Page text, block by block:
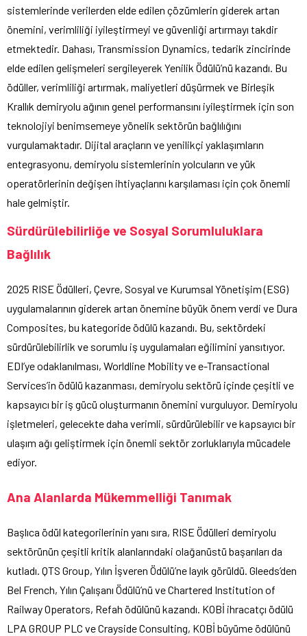
sistemlerinde verilerden elde edilen çözümlerin giderek artan
önemini, verimliliği iyileştirmeyi ve güvenliği artırmayı takdir
etmektedir. Dahası, Transmission Dynamics, tedarik zincirinde
elde edilen gelişmeleri sergileyerek Yenilik Ödülü’nü kazandı. Bu
ödüller, verimliliği artırmak, maliyetleri düşürmek ve Birleşik
Krallık demiryolu ağının genel performansını iyileştirmek için son
teknolojiyi benimsemeye yönelik sektörün bağlılığını
vurgulamaktadır. Dijital araçların ve yenilikçi yaklaşımların
entegrasyonu, demiryolu sistemlerinin yolcuların ve yük
operatörlerinin değişen ihtiyaçlarını karşılaması için çok önemli
hale gelmiştir.
Sürdürülebilirliğe ve Sosyal Sorumluluklara
Bağlılık
2025 RISE Ödülleri, Çevre, Sosyal ve Kurumsal Yönetişim (ESG)
uygulamalarının giderek artan önemine büyük önem verdi ve Dura
Composites, bu kategoride ödülü kazandı. Bu, sektördeki
sürdürülebilirlik ve sorumlu iş uygulamaları eğilimini yansıtıyor.
EDI’ye odaklanılması, Worldline Mobility ve e-Transactional
Services’in ödülü kazanması, demiryolu sektörü içinde çeşitli ve
kapsayıcı bir iş gücü oluşturmanın önemini vurguluyor. Demiryolu
işletmeleri, gelecekte daha verimli, sürdürülebilir ve kapsayıcı bir
ulaşım ağı geliştirmek için önemli sektör zorluklarıyla mücadele
ediyor.
Ana Alanlarda Mükemmelliği Tanımak
Başlıca ödül kategorilerinin yanı sıra, RISE Ödülleri demiryolu
sektörünün çeşitli kritik alanlarındaki olağanüstü başarıları da
kutladı. QTS Group, Yılın İşveren Ödülü’ne layık görüldü. Gleeds’den
Bel French, Yılın Çalışanı Ödülü’nü ve Chartered Institution of
Railway Operators, Refah ödülünü kazandı. KOBİ ihracatçı ödülü
LPA GROUP PLC ve Crayside Consulting, KOBİ büyüme ödülünü